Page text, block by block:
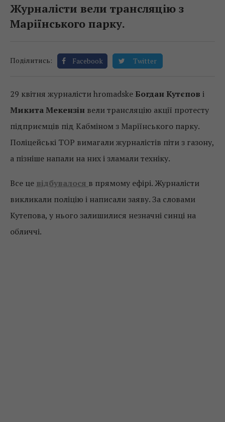
Журналісти вели трансляцію з
Маріїнського парку.
Поділитись: Facebook Twitter
29 квітня журналісти hromadske Богдан Кутєпов і
Микита Мекензін вели трансляцію акції протесту
підприємців під Кабміном з Маріїнського парку.
Поліцейські ТОР вимагали журналістів піти з газону,
а пізніше напали на них і зламали техніку.
Все це відбувалося в прямому ефірі. Журналісти
викликали поліцію і написали заяву. За словами
Кутепова, у нього залишилися незначні синці на
обличчі.